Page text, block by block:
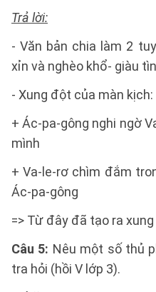
Trả lời:
- Văn bản chia làm 2
xỉn và nghèo khổ- giàu
- Xung đột của màn kịch:
+ Ác-pa-gông nghi ngờ
mình
+ Va-le-rơ chìm đắm
Ác-pa-gông
=> Từ đây đã tạo ra
Câu 5: Nêu một số thủ
tra hỏi (hồi V lớp 3).